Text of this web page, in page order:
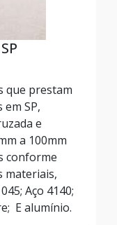
que prestam
SP,
e
a 100mm
conforme
materiais,
Aço 4140;
E alumínio.